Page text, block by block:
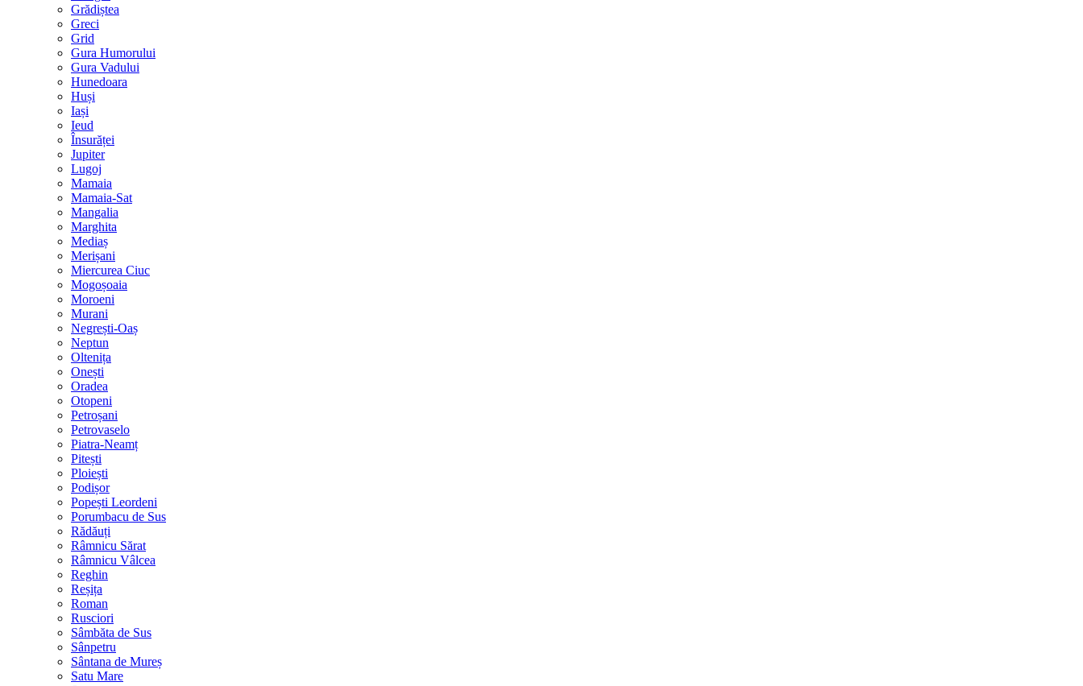
Grădiștea
Greci
Grid
Gura Humorului
Gura Vadului
Hunedoara
Huși
Iași
Ieud
Însurăței
Jupiter
Lugoj
Mamaia
Mamaia-Sat
Mangalia
Marghita
Mediaș
Merișani
Miercurea Ciuc
Mogoșoaia
Moroeni
Murani
Negrești-Oaș
Neptun
Oltenița
Onești
Oradea
Otopeni
Petroșani
Petrovaselo
Piatra-Neamț
Pitești
Ploiești
Podișor
Popești Leordeni
Porumbacu de Sus
Rădăuți
Râmnicu Sărat
Râmnicu Vâlcea
Reghin
Reșița
Roman
Rusciori
Sâmbăta de Sus
Sânpetru
Sântana de Mureș
Satu Mare